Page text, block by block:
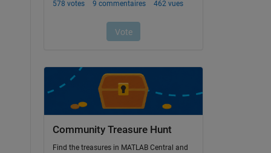
Community Treasure Hunt
Find the treasures in MATLAB Central and